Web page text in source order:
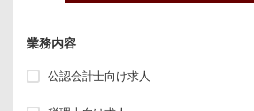
業務内容
公認会計士向け求人